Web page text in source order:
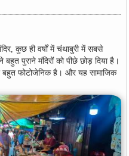
कुछ ही वर्षों में चंथाबुरी में सबसे
पुराने मंदिरों को पीछे छोड़ दिया है।
बहुत फोटोजेनिक है। और यह सामाजिक